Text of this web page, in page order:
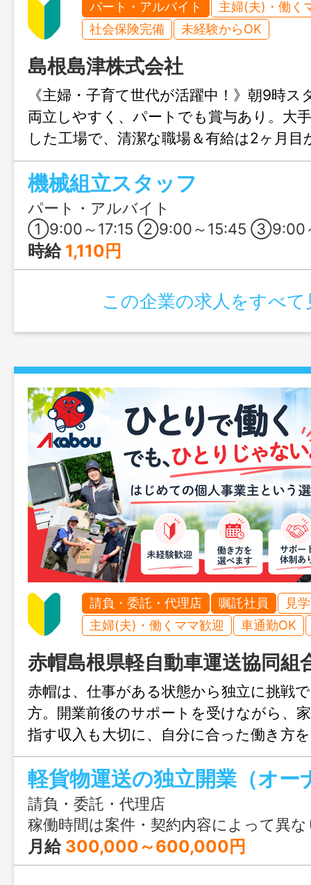
パート・アルバイト
主婦(夫)・働く
社会保険完備
未経験からOK
島根島津株式会社
《主婦・子育て世代が活躍中！》朝9時ス
両立しやすく、パートでも賞与あり。大
した工場で、清潔な職場＆有給は2ヶ月目
で取得OK！
機械組立スタッフ
パート・アルバイト
①9:00～17:15 ②9:00～15:45 ③9:00～16:30 上記の３つの中からご希望
時給 1,110円
この企業の求人をすべて
請負・委託・代理店 嘱託社員
見
主婦(夫)・働くママ歓迎
車通勤OK
赤帽島根県軽自動車運送協同組
赤帽は、仕事がある状態から独立に挑戦
方。開業前後のサポートを受けながら、
指す収入も大切に、自分に合った働き方
ます。
請負・委託・代理店
稼働時間は案件・契約内容によって異
月給 300,000～600,000円